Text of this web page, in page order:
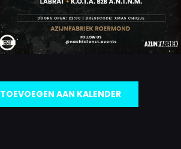
TOEVOEGEN AAN KALENDER